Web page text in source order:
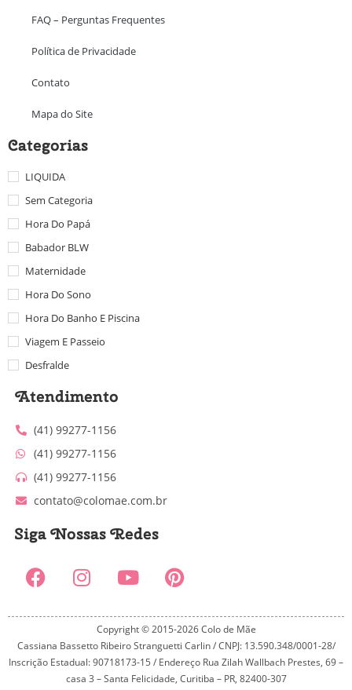
FAQ – Perguntas Frequentes
Política de Privacidade
Contato
Mapa do Site
Categorias
LIQUIDA
Sem Categoria
Hora Do Papá
Babador BLW
Maternidade
Hora Do Sono
Hora Do Banho E Piscina
Viagem E Passeio
Desfralde
Atendimento
(41) 99277-1156
(41) 99277-1156
(41) 99277-1156
contato@colomae.com.br
Siga Nossas Redes
Copyright © 2015-2026 Colo de Mãe
Cassiana Bassetto Ribeiro Stranguetti Carlin / CNPJ: 13.590.348/0001-28/
Inscrição Estadual: 90718173-15 / Endereço Rua Zilah Wallbach Prestes, 69 –
casa 3 – Santa Felicidade, Curitiba – PR, 82400-307